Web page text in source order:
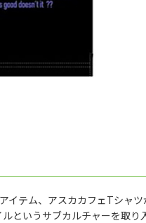
イテム、アスカカフェTシャツ
というサブカルチャーを取